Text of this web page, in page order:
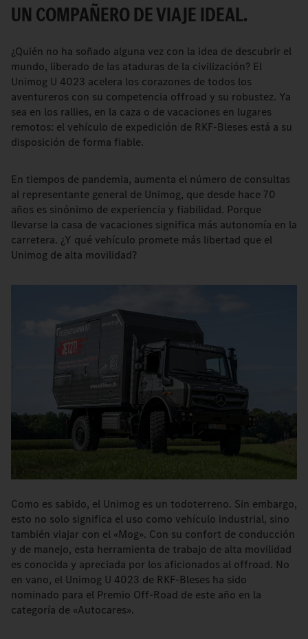
UN COMPAÑERO DE VIAJE IDEAL.
¿Quién no ha soñado alguna vez con la idea de descubrir el
mundo, liberado de las ataduras de la civilización? El
Unimog U 4023 acelera los corazones de todos los
aventureros con su competencia offroad y su robustez. Ya
sea en los rallies, en la caza o de vacaciones en lugares
remotos: el vehículo de expedición de RKF-Bleses está a su
disposición de forma fiable.
En tiempos de pandemia, aumenta el número de consultas
al representante general de Unimog, que desde hace 70
años es sinónimo de experiencia y fiabilidad. Porque
llevarse la casa de vacaciones significa más autonomía en la
carretera. ¿Y qué vehículo promete más libertad que el
Unimog de alta movilidad?
Como es sabido, el Unimog es un todoterreno. Sin embargo,
esto no solo significa el uso como vehículo industrial, sino
también viajar con el «Mog». Con su confort de conducción
y de manejo, esta herramienta de trabajo de alta movilidad
es conocida y apreciada por los aficionados al offroad. No
en vano, el Unimog U 4023 de RKF-Bleses ha sido
nominado para el Premio Off-Road de este año en la
categoría de «Autocares».